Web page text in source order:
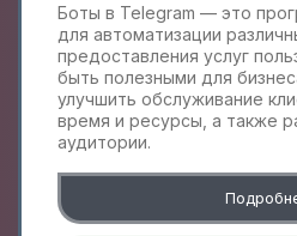
Боты в Telegram — это
для автоматизации
предоставления услуг
быть полезными для
улучшить обслуживание
время и ресурсы, а также
аудитории.